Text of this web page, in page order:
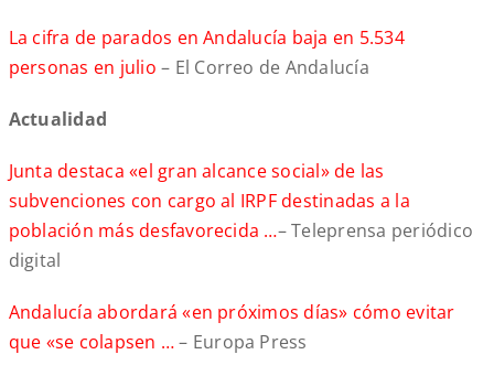
La cifra de parados en Andalucía baja en 5.534
personas en julio – El Correo de Andalucía
Actualidad
Junta destaca «el gran alcance social» de las
subvenciones con cargo al IRPF destinadas a la
población más desfavorecida …– Teleprensa periódico
digital
Andalucía abordará «en próximos días» cómo evitar
que «se colapsen …– Europa Press